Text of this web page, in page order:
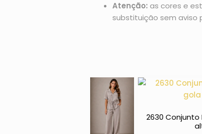
Atenção: as cores e
substituição sem aviso
2630